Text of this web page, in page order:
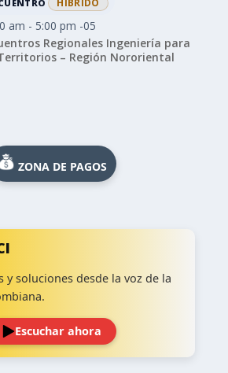
HÍBRIDO
am - 5:00 pm -05
Regionales Ingeniería para
– Región Nororiental
ZONA DE PAGOS
y soluciones desde la voz de la
Escuchar ahora